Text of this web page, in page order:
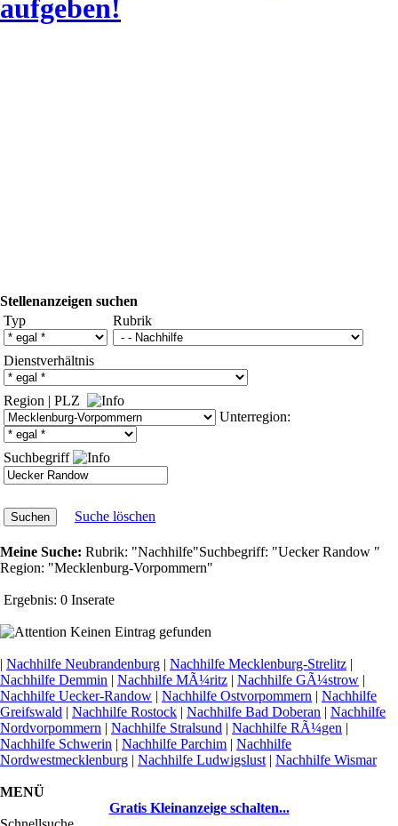
aufgeben!
Stellenanzeigen suchen
Typ
Rubrik
Dienstverhältnis
Region | PLZ
Unterregion:
Suchbegriff
Suche löschen
Meine Suche: Rubrik: "Nachhilfe"Suchbegriff: "Uecker Randow "
Region: "Mecklenburg-Vorpommern"
Ergebnis: 0 Inserate
Keinen Eintrag gefunden
| Nachhilfe Neubrandenburg | Nachhilfe Mecklenburg-Strelitz |
Nachhilfe Demmin | Nachhilfe MÃ¼ritz | Nachhilfe GÃ¼strow |
Nachhilfe Uecker-Randow | Nachhilfe Ostvorpommern | Nachhilfe
Greifswald | Nachhilfe Rostock | Nachhilfe Bad Doberan | Nachhilfe
Nordvorpommern | Nachhilfe Stralsund | Nachhilfe RÃ¼gen |
Nachhilfe Schwerin | Nachhilfe Parchim | Nachhilfe
Nordwestmecklenburg | Nachhilfe Ludwigslust | Nachhilfe Wismar
MENÜ
Gratis Kleinanzeige schalten...